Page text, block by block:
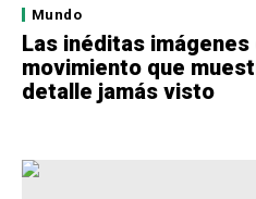
Mundo
Las inéditas imágenes
movimiento que
detalle jamás visto